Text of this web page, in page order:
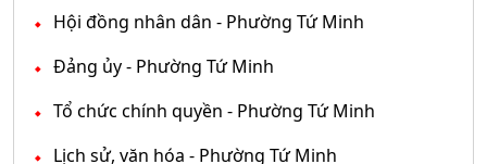
Hội đồng nhân dân - Phường Tứ Minh
Đảng ủy - Phường Tứ Minh
Tổ chức chính quyền - Phường Tứ Minh
Lịch sử, văn hóa - Phường Tứ Minh